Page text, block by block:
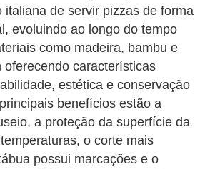
italiana de servir pizzas de forma
evoluindo ao longo do tempo
como madeira, bambu e
oferecendo características
estética e conservação
benefícios estão a
a proteção da superfície da
o corte mais
possui marcações e o